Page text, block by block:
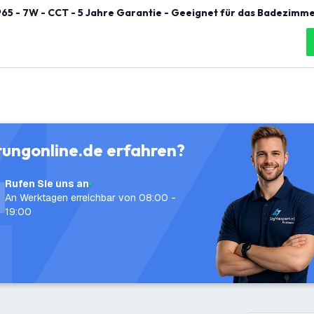
- 7W - CCT - 5 Jahre Garantie - Geeignet für das
erfahren?
Rufen Sie uns an
An Werktagen erreichbar von 08:00 -
19:00